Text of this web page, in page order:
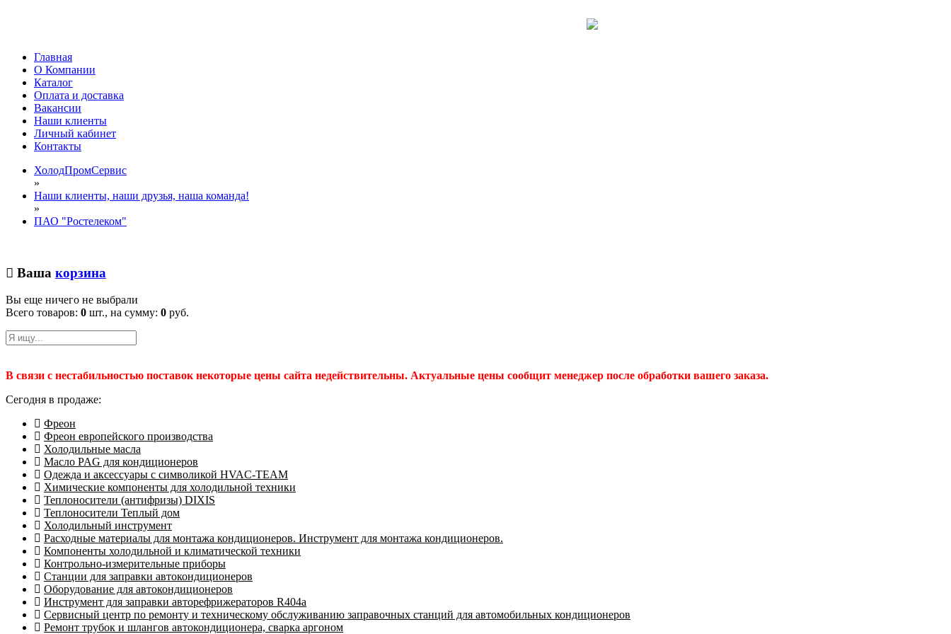
Главная
О Компании
Каталог
Оплата и доставка
Вакансии
Наши клиенты
Личный кабинет
Контакты
ХолодПромСервис
»
Наши клиенты, наши друзья, наша команда!
»
ПАО "Ростелеком"
Ваша корзина
Вы еще ничего не выбрали
Всего товаров: 0 шт., на сумму: 0 руб.
В связи с нестабильностью поставок некоторые цены сайта недействительны. Актуальные цены сообщит менеджер после обработки вашего заказа.
Сегодня в продаже:
Фреон
Фреон европейского производства
Холодильные масла
Масло PAG для кондиционеров
Одежда и аксессуары с символикой HVAC-TEAM
Химические компоненты для холодильной техники
Теплоносители (антифризы) DIXIS
Теплоносители Теплый дом
Холодильный инструмент
Расходные материалы для монтажа кондиционеров. Инструмент для монтажа кондиционеров.
Компоненты холодильной и климатической техники
Контрольно-измерительные приборы
Станции для заправки автокондиционеров
Оборудование для автокондиционеров
Инструмент для заправки авторефрижераторов R404a
Сервисный центр по ремонту и техническому обслуживанию заправочных станций для автомобильных кондиционеров
Ремонт трубок и шлангов автокондиционера, сварка аргоном